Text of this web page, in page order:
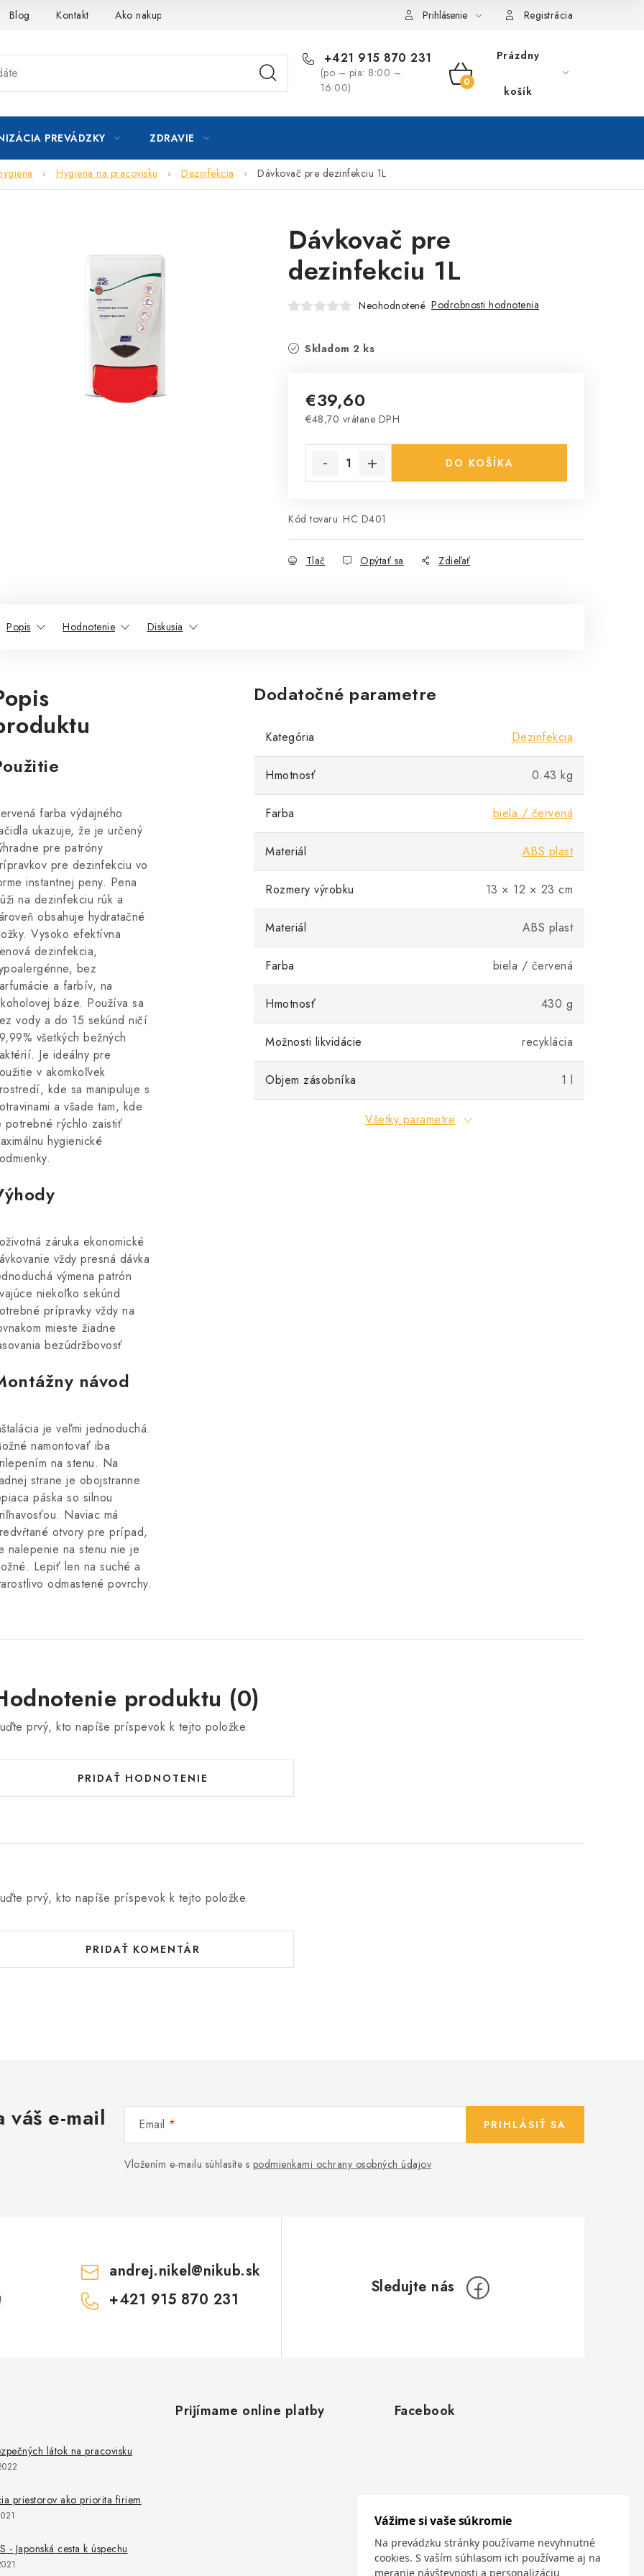
Blog Kontakt Ako nakupovať Prihlásenie Registrácia
+421 915 870 231
(po – pia: 8:00 –
16:00)
NÁKUPNÝ
Prázdny
košík
PREVÁDZKY ZDRAVIE
Hygiena na pracovisku Dezinfekcia Dávkovač pre dezinfekciu 1L
Dávkovač pre
dezinfekciu 1L
Neohodnotené Podrobnosti hodnotenia
Skladom 2 ks
€39,60
€48,70 vrátane DPH
DO KOŠÍKA
Kód tovaru: HC D401
Tlač Opýtať sa Zdieľať
Popis Hodnotenie Diskusia
farba výdajného
ukazuje, že je určený
pre patróny
pre dezinfekciu vo
instantnej peny. Pena
na dezinfekciu rúk a
obsahuje hydratačné
Vysoko efektívna
dezinfekcia,
bez
a farbív, na
báze. Používa sa
vody a do 15 sekúnd ničí
všetkých bežných
Je ideálny pre
v akomkoľvek
kde sa manipuluje s
a všade tam, kde
potrebné rýchlo zaistiť
hygienické
záruka ekonomické
vždy presná dávka
výmena patrón
niekoľko sekúnd
prípravky vždy na
mieste žiadne
bezúdržbovosť
návod
je veľmi jednoduchá.
namontovať iba
na stenu. Na
strane je obojstranne
páska so silnou
Naviac má
otvory pre prípad,
nalepenie na stenu nie je
Lepiť len na suché a
odmastené povrchy.
Dodatočné parametre
Kategória Dezinfekcia
Hmotnosť 0.43 kg
Farba biela / červená
Materiál ABS plast
Rozmery výrobku 13 × 12 × 23 cm
Materiál ABS plast
Farba biela / červená
Hmotnosť 430 g
Možnosti likvidácie recyklácia
Objem zásobníka 1 l
Všetky parametre
produktu (0)
prvý, kto napíše príspevok k tejto položke.
PRIDAŤ HODNOTENIE
prvý, kto napíše príspevok k tejto položke.
PRIDAŤ KOMENTÁR
e-mail Email
Vložením e-mailu súhlasíte s podmienkami ochrany osobných údajov
PRIHLÁSIŤ SA
andrej.nikel@nikub.sk
+421 915 870 231
látok na pracovisku
priestorov ako priorita firiem
- Japonská cesta k úspechu
Prijímame online platby Facebook